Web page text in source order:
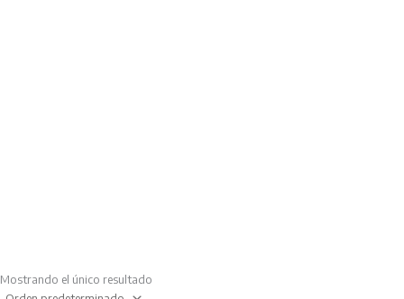
Mostrando el único resultado